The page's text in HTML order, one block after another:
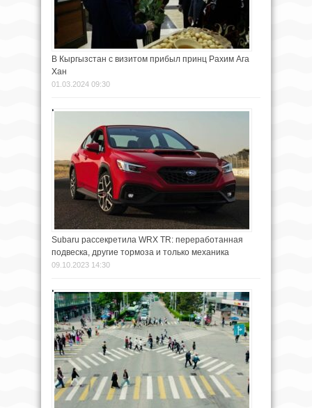
В Кыргызстан с визитом прибыл принц Рахим Ага
Хан
01.03.2024 09:30
Subaru рассекретила WRX TR: переработанная
подвеска, другие тормоза и только механика
09.10.2023 14:30